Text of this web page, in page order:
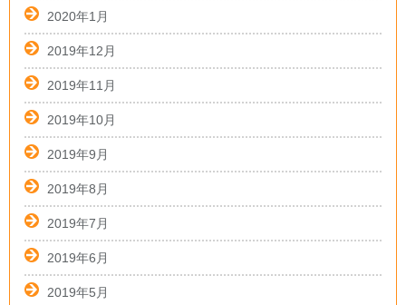
2020年1月
2019年12月
2019年11月
2019年10月
2019年9月
2019年8月
2019年7月
2019年6月
2019年5月